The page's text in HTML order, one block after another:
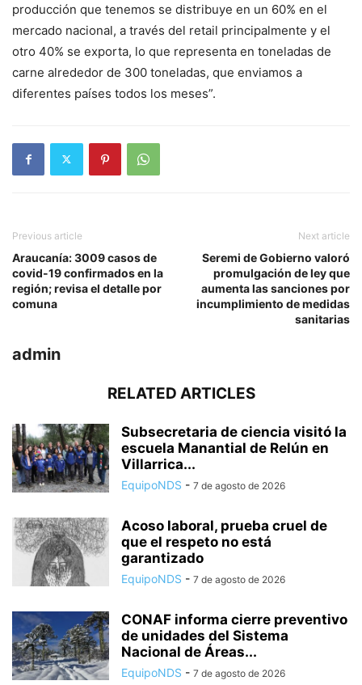
producción que tenemos se distribuye en un 60% en el
mercado nacional, a través del retail principalmente y el
otro 40% se exporta, lo que representa en toneladas de
carne alrededor de 300 toneladas, que enviamos a
diferentes países todos los meses”.
Previous article
Araucanía: 3009 casos de
covid-19 confirmados en la
región; revisa el detalle por
comuna
Next article
Seremi de Gobierno valoró
promulgación de ley que
aumenta las sanciones por
incumplimiento de medidas
sanitarias
admin
RELATED ARTICLES
Subsecretaria de ciencia visitó la
escuela Manantial de Relún en
Villarrica...
EquipoNDS - 7 de agosto de 2026
Acoso laboral, prueba cruel de
que el respeto no está
garantizado
EquipoNDS - 7 de agosto de 2026
CONAF informa cierre preventivo
de unidades del Sistema
Nacional de Áreas...
EquipoNDS - 7 de agosto de 2026